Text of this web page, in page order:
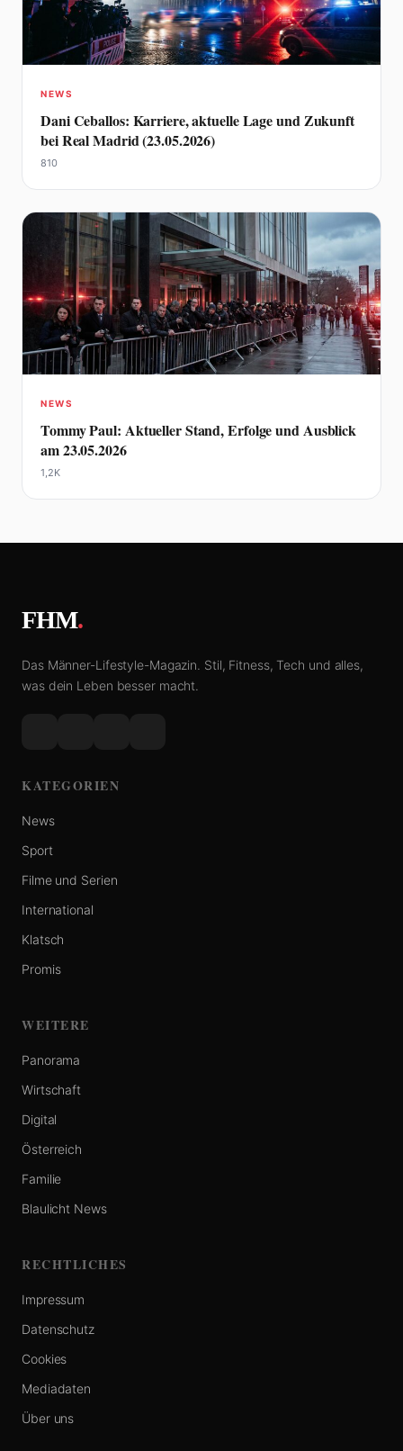
NEWS
Dani Ceballos: Karriere, aktuelle Lage und Zukunft
bei Real Madrid (23.05.2026)
810
NEWS
Tommy Paul: Aktueller Stand, Erfolge und Ausblick
am 23.05.2026
1,2K
FHM.
Das Männer-Lifestyle-Magazin. Stil, Fitness, Tech und alles,
was dein Leben besser macht.
KATEGORIEN
News
Sport
Filme und Serien
International
Klatsch
Promis
WEITERE
Panorama
Wirtschaft
Digital
Österreich
Familie
Blaulicht News
RECHTLICHES
Impressum
Datenschutz
Cookies
Mediadaten
Über uns